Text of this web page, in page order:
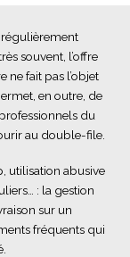
régulièrement
souvent, l’offre
ne fait pas l’objet
en outre, de
du
au double-file.
utilisation abusive
: la gestion
sur un
fréquents qui